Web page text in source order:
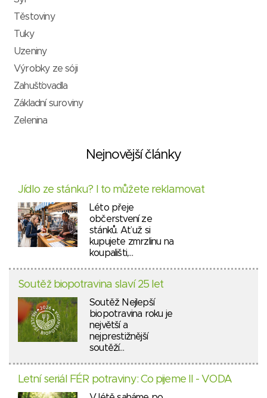
Těstoviny
Tuky
Uzeniny
Výrobky ze sóji
Zahušťovadla
Základní suroviny
Zelenina
Nejnovější články
Jídlo ze stánku? I to můžete reklamovat
Léto přeje
občerstvení ze
stánků. Ať už si
kupujete zmrzlinu na
koupališti,…
Soutěž biopotravina slaví 25 let
Soutěž Nejlepší
biopotravina roku je
největší a
nejprestižnější
soutěží…
Letní seriál FÉR potraviny: Co pijeme II - VODA